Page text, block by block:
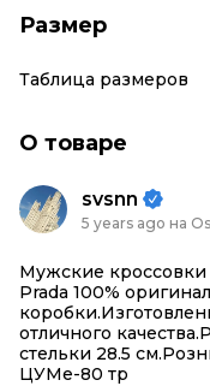
Размер
Таблица размеров
О товаре
svsnn
5 years ago на
Мужские кроссовки
Prada 100%
отличного
стельки 28.5
ЦУМе-80 тр